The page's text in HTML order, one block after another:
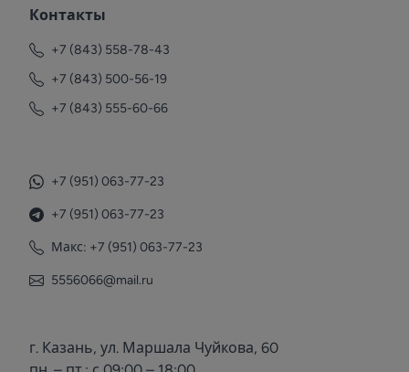
Контакты
+7 (843) 558-78-43
+7 (843) 500-56-19
+7 (843) 555-60-66
+7 (951) 063-77-23
+7 (951) 063-77-23
Макс: +7 (951) 063-77-23
5556066@mail.ru
г. Казань, ул. Маршала Чуйкова, 60